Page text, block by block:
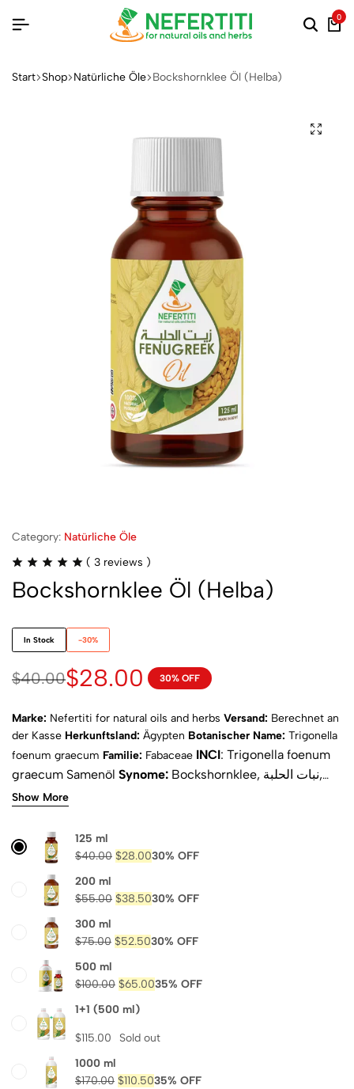
0
Start Shop Natürliche Öle Bockshornklee Öl (Helba)
Category: Natürliche Öle
( 3 reviews )
Bockshornklee Öl (Helba)
In Stock -30%
$40.00$28.00 30% OFF
Marke: Nefertiti for natural oils and herbs Versand: Berechnet an
der Kasse Herkunftsland: Ägypten Botanischer Name: Trigonella
foenum graecum Familie: Fabaceae INCI: Trigonella foenum
graecum Samenöl Synome: Bockshornklee, نبات الحلبة,
fenugreek, пажитник, пажитник, Fenugrec, fieno greco,
wasserdampfdestillation
gelblich-goldenPhysikalischer Zustand:
Natürlich:
jaReinheit:
MSDSKomposition:Proteine, Lipide, Polysacharide,
Show More
125 ml
$40.00 $28.0030% OFF
200 ml
$55.00 $38.5030% OFF
300 ml
$75.00 $52.5030% OFF
500 ml
$100.00 $65.0035% OFF
1+1 (500 ml)
$115.00
Sold out
1000 ml
$170.00 $110.5035% OFF